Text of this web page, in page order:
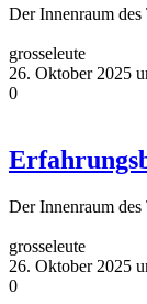
Der Innenraum
grosseleute
26. Oktober 2025
0
Der Innenraum
grosseleute
26. Oktober 2025
0